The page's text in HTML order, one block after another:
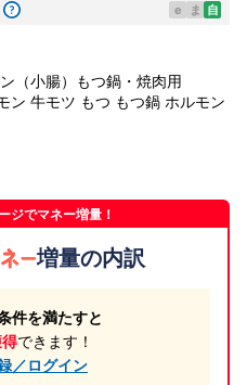
e ま 自
（小腸）もつ鍋・焼肉用
牛モツ もつ もつ鍋 ホルモン
ジでマネー増量！
増量の内訳
件を満たすと
できます！
／ログイン